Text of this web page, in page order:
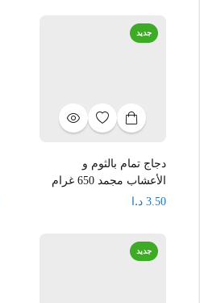
جديد
دجاج تمام بالثوم و
الأعشاب مجمد 650 غرام
3.50 د.ا
جديد